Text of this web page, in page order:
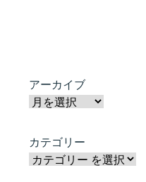
アーカイブ
カテゴリー